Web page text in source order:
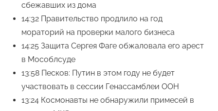
сбежавших из дома
14:32 Правительство продлило на год
мораторий на проверки малого бизнеса
14:25 Защита Сергея Фаге обжаловала его арест
в Мособлсуде
13:58 Песков: Путин в этом году не будет
участвовать в сессии Генассамблеи ООН
13:24 Космонавты не обнаружили примесей в